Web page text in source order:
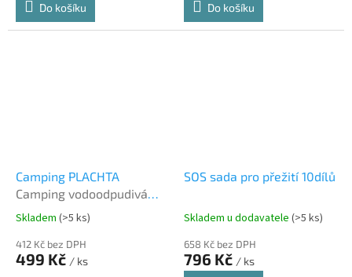
Do košíku
Do košíku
Camping PLACHTA
Camping vodoodpudivá
plachta 200x180cm oky a
kolíky pro uchycení
Skladem (>5 ks)
412 Kč bez DPH
499 Kč / ks
SOS sada pro přežití 10dílů
Skladem u dodavatele (>5 ks)
658 Kč bez DPH
796 Kč / ks